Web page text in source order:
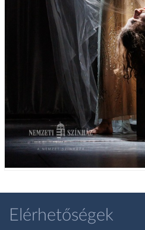
Elérhetőségek